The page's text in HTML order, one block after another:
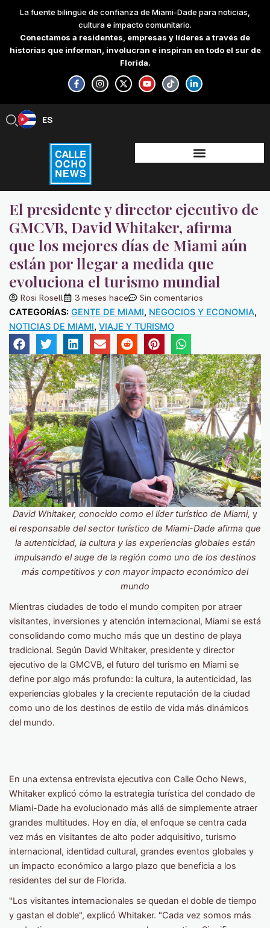
content
La fuente bilingüe de confianza de Miami-Dade para noticias,
cultura e impacto comunitario.
Conectamos a residentes, empresas y líderes a través de
historias que informan, involucran e inspiran en todo el sur de
Florida.
F
a
c
e
-
f
I
n
s
t
X
-
t
w
Y
o
u
t
T
i
k
t
L
i
n
k
-
i
n
ES
EN
El presidente y director ejecutivo de
GMCVB, David Whitaker, afirma
que los mejores días de Miami aún
están por llegar a medida que
evoluciona el turismo mundial
Rosi Rosell 3 meses hace Sin comentarios
CATEGORÍAS: GENTE DE MIAMI, NEGOCIOS Y ECONOMIA,
NOTICIAS DE MIAMI, VIAJE Y TURISMO
David Whitaker, conocido como el líder turístico de Miami, y
el responsable del sector turístico de Miami-Dade afirma que
la autenticidad, la cultura y las experiencias globales están
impulsando el auge de la región como uno de los destinos
más competitivos y con mayor impacto económico del
mundo
Mientras ciudades de todo el mundo compiten por atraer
visitantes, inversiones y atención internacional, Miami se está
consolidando como mucho más que un destino de playa
tradicional. Según David Whitaker, presidente y director
ejecutivo de la GMCVB, el futuro del turismo en Miami se
define por algo más profundo: la cultura, la autenticidad, las
experiencias globales y la creciente reputación de la ciudad
como uno de los destinos de estilo de vida más dinámicos
del mundo.
En una extensa entrevista ejecutiva con Calle Ocho News,
Whitaker explicó cómo la estrategia turística del condado de
Miami-Dade ha evolucionado más allá de simplemente atraer
grandes multitudes. Hoy en día, el enfoque se centra cada
vez más en visitantes de alto poder adquisitivo, turismo
internacional, identidad cultural, grandes eventos globales y
un impacto económico a largo plazo que beneficia a los
residentes del sur de Florida.
"Los visitantes internacionales se quedan el doble de tiempo
y gastan el doble", explicó Whitaker. "Cada vez somos más